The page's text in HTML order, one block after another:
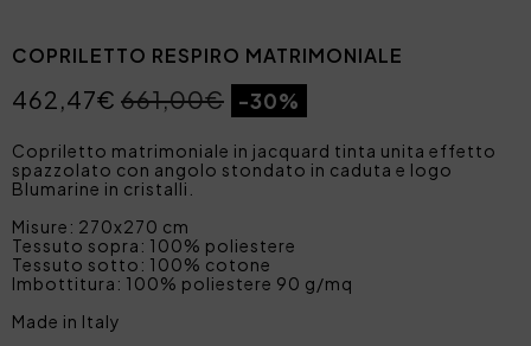
COPRILETTO RESPIRO MATRIMONIALE
462,47€ 661,00€ -30%
Copriletto matrimoniale in jacquard tinta unita effetto
spazzolato con angolo stondato in caduta e logo
Blumarine in cristalli.
Misure: 270x270 cm
Tessuto sopra: 100% poliestere
Tessuto sotto: 100% cotone
Imbottitura: 100% poliestere 90 g/mq
Made in Italy